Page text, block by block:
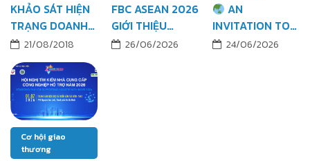
KHẢO SÁT HIỆN
TRẠNG DOANH
NGHIỆP CÔNG
NGHIỆP HỖ TRỢ
VIỆT NAM
21/08/2018
FBC ASEAN 2026
GIỚI THIỆU
BUYER
26/06/2026
AN
INVITATION TO
NEPCON ASIA @
24/06/2026
Cơ hội giao
thương